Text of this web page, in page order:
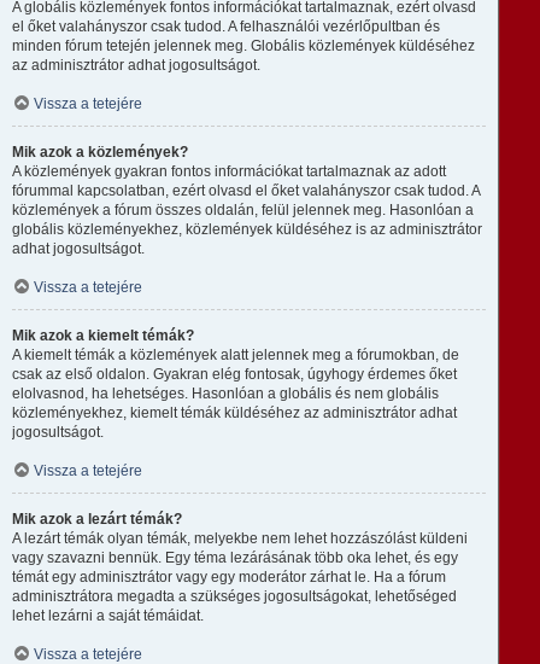
A globális közlemények fontos információkat tartalmaznak, ezért olvasd
el őket valahányszor csak tudod. A felhasználói vezérlőpultban és
minden fórum tetején jelennek meg. Globális közlemények küldéséhez
az adminisztrátor adhat jogosultságot.
Vissza a tetejére
Mik azok a közlemények?
A közlemények gyakran fontos információkat tartalmaznak az adott
fórummal kapcsolatban, ezért olvasd el őket valahányszor csak tudod. A
közlemények a fórum összes oldalán, felül jelennek meg. Hasonlóan a
globális közleményekhez, közlemények küldéséhez is az adminisztrátor
adhat jogosultságot.
Vissza a tetejére
Mik azok a kiemelt témák?
A kiemelt témák a közlemények alatt jelennek meg a fórumokban, de
csak az első oldalon. Gyakran elég fontosak, úgyhogy érdemes őket
elolvasnod, ha lehetséges. Hasonlóan a globális és nem globális
közleményekhez, kiemelt témák küldéséhez az adminisztrátor adhat
jogosultságot.
Vissza a tetejére
Mik azok a lezárt témák?
A lezárt témák olyan témák, melyekbe nem lehet hozzászólást küldeni
vagy szavazni bennük. Egy téma lezárásának több oka lehet, és egy
témát egy adminisztrátor vagy egy moderátor zárhat le. Ha a fórum
adminisztrátora megadta a szükséges jogosultságokat, lehetőséged
lehet lezárni a saját témáidat.
Vissza a tetejére